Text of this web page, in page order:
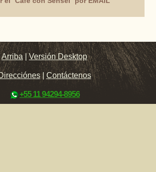
Arriba |Versión Desktop
| Contáctenos
+55 11 94294-8956